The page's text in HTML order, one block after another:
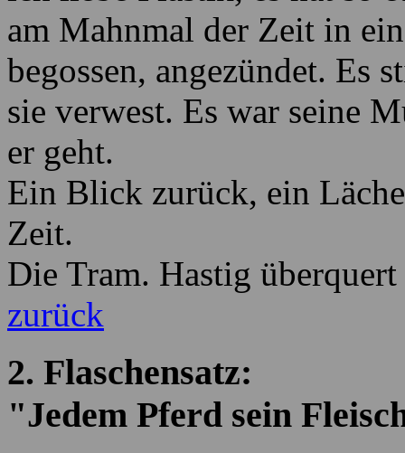
am Mahnmal der Zeit in
begossen, angezündet. Es
sie verwest. Es war seine
er geht.
Ein Blick zurück, ein
Zeit.
Die Tram. Hastig
zurück
2. Flaschensatz:
"Jedem Pferd sein